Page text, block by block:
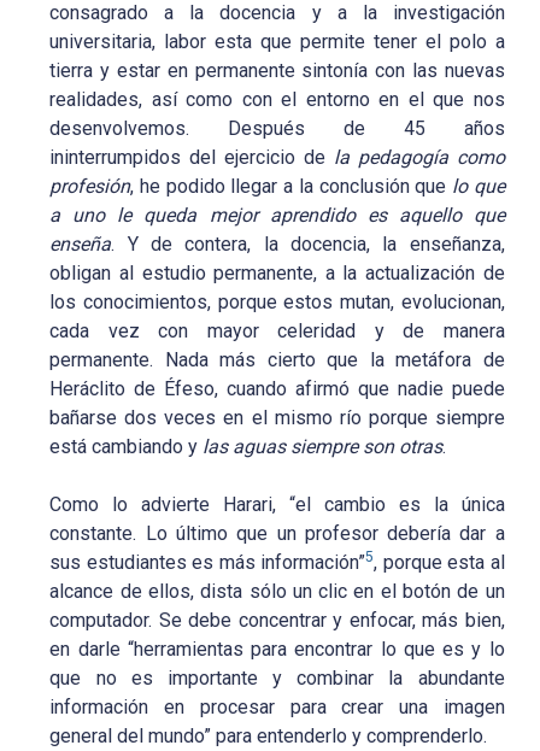
consagrado a la docencia y a la investigación
universitaria, labor esta que permite tener el polo a
tierra y estar en permanente sintonía con las nuevas
realidades, así como con el entorno en el que nos
desenvolvemos. Después de 45 años
ininterrumpidos del ejercicio de la pedagogía como
profesión, he podido llegar a la conclusión que lo que
a uno le queda mejor aprendido es aquello que
enseña. Y de contera, la docencia, la enseñanza,
obligan al estudio permanente, a la actualización de
los conocimientos, porque estos mutan, evolucionan,
cada vez con mayor celeridad y de manera
permanente. Nada más cierto que la metáfora de
Heráclito de Éfeso, cuando afirmó que nadie puede
bañarse dos veces en el mismo río porque siempre
está cambiando y las aguas siempre son otras.
Como lo advierte Harari, “el cambio es la única
constante. Lo último que un profesor debería dar a
sus estudiantes es más información”5, porque esta al
alcance de ellos, dista sólo un clic en el botón de un
computador. Se debe concentrar y enfocar, más bien,
en darle “herramientas para encontrar lo que es y lo
que no es importante y combinar la abundante
información en procesar para crear una imagen
general del mundo” para entenderlo y comprenderlo.